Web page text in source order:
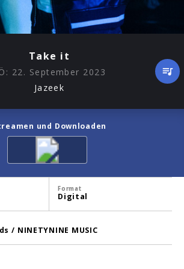
Take it
22. September 2023
Jazeek
und Downloaden
Format
Digital
/ NINETYNINE MUSIC